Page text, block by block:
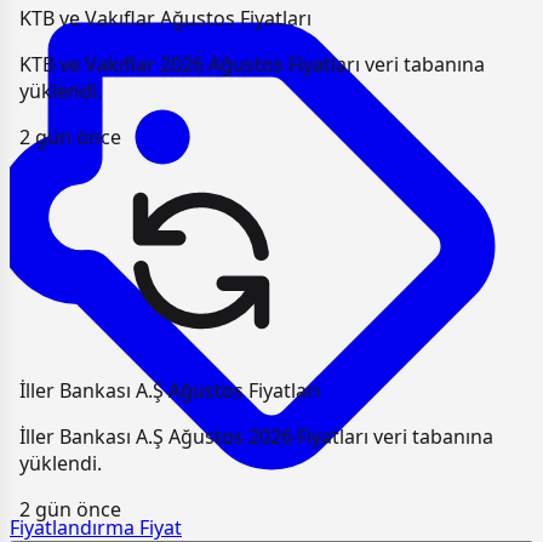
Fiyatlandırma Fiyat
KTB ve Vakıflar Ağustos Fiyatları
KTB ve Vakıflar 2026 Ağustos Fiyatları veri tabanına
yüklendi.
2 gün önce
İller Bankası A.Ş Ağustos Fiyatları
İller Bankası A.Ş Ağustos 2026 Fiyatları veri tabanına
yüklendi.
2 gün önce